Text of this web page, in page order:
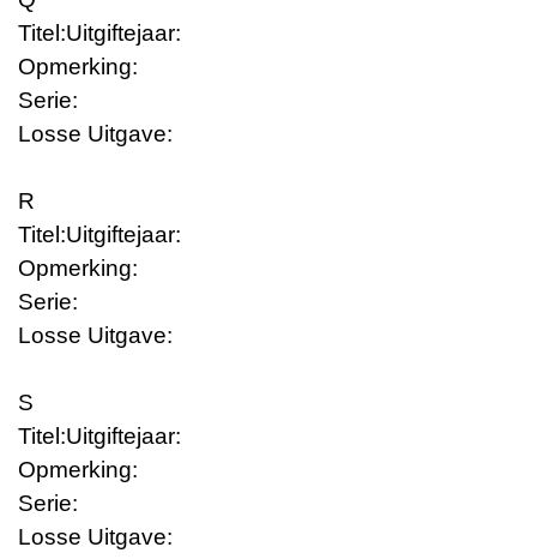
Titel:Uitgiftejaar:
Opmerking:
Serie:
Losse Uitgave:
R
Titel:Uitgiftejaar:
Opmerking:
Serie:
Losse Uitgave:
S
Titel:Uitgiftejaar:
Opmerking:
Serie:
Losse Uitgave: